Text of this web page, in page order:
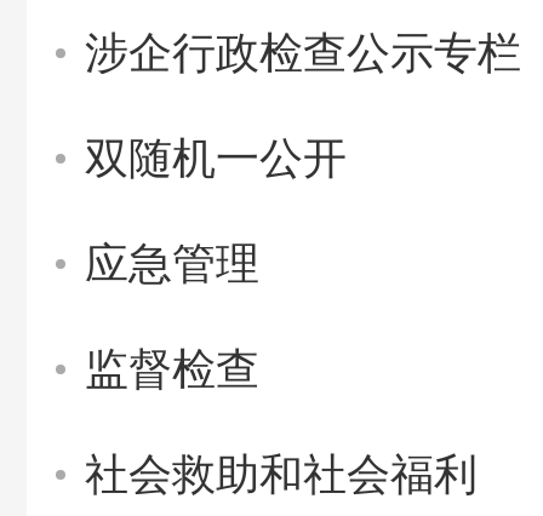
涉企行政检查公示专栏
双随机一公开
应急管理
监督检查
社会救助和社会福利